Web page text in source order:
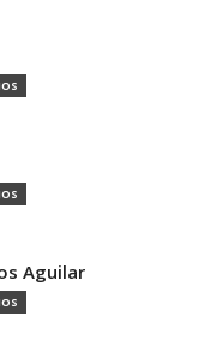
Aguilar